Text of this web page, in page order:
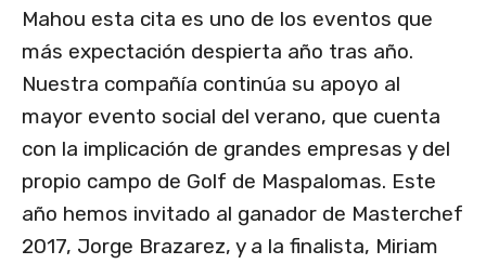
Mahou esta cita es uno de los eventos que
más expectación despierta año tras año.
Nuestra compañía continúa su apoyo al
mayor evento social del verano, que cuenta
con la implicación de grandes empresas y del
propio campo de Golf de Maspalomas. Este
año hemos invitado al ganador de Masterchef
2017, Jorge Brazarez, y a la finalista, Miriam